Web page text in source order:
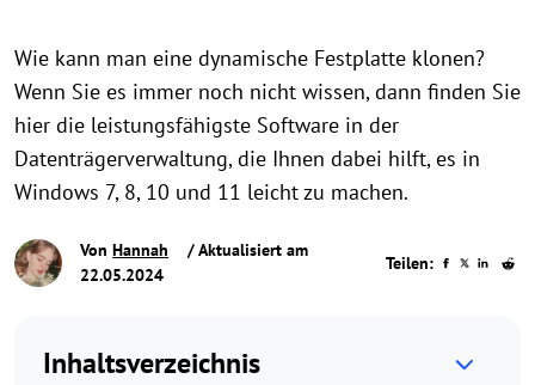
Wie kann man eine dynamische Festplatte klonen?
Wenn Sie es immer noch nicht wissen, dann finden Sie
hier die leistungsfähigste Software in der
Datenträgerverwaltung, die Ihnen dabei hilft, es in
Windows 7, 8, 10 und 11 leicht zu machen.
Von Hannah
/ Aktualisiert am
22.05.2024
Teilen:
Inhaltsverzeichnis